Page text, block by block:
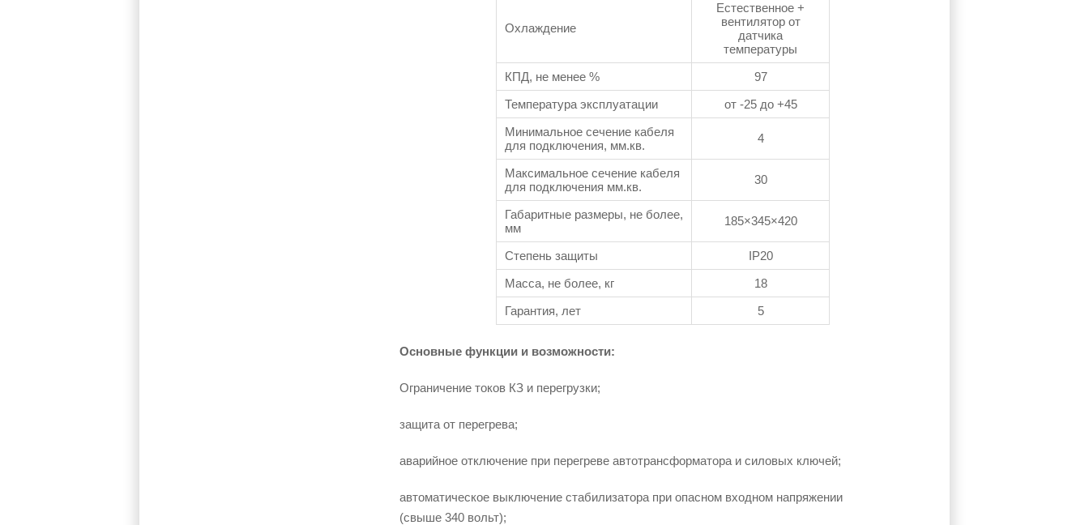
Охлаждение
Естественное +
вентилятор от
датчика
температуры
КПД, не менее %
97
Температура эксплуатации
от -25 до +45
Минимальное сечение кабеля
для подключения, мм.кв.
4
Максимальное сечение кабеля
для подключения мм.кв.
30
Габаритные размеры, не более,
мм
185×345×420
Степень защиты
IP20
Масса, не более, кг
18
Гарантия, лет
5
Основные функции и возможности:
Ограничение токов КЗ и перегрузки;
защита от перегрева;
аварийное отключение при перегреве автотрансформатора и силовых ключей;
автоматическое выключение стабилизатора при опасном входном напряжении
(свыше 340 вольт);